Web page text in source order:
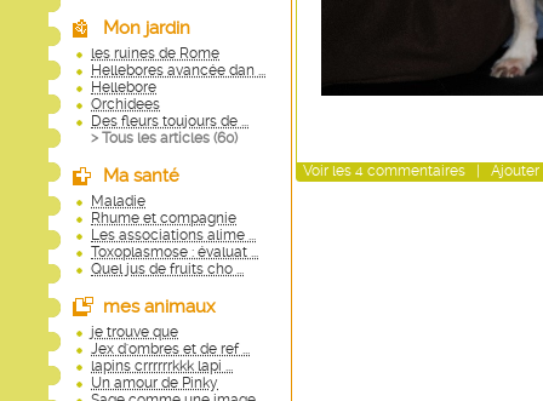
Mon jardin
les ruines de Rome
Hellebores avancée dan ...
Hellebore
Orchidees
Des fleurs toujours de ...
> Tous les articles (60)
Ma santé
Maladie
Rhume et compagnie
Les associations alime ...
Toxoplasmose : évaluat ...
Quel jus de fruits cho ...
mes animaux
je trouve que
Jex d'ombres et de ref ...
lapins crrrrrrkkk lapi ...
Un amour de Pinky
Voir les 4 commentaires |